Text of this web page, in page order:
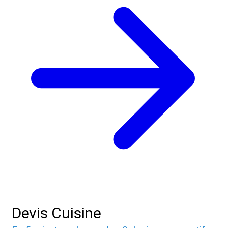
Devis Cuisine